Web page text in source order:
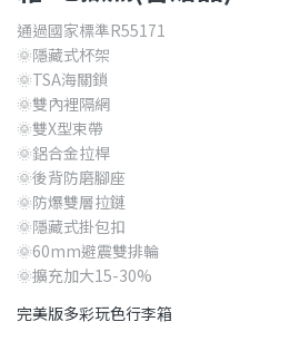
通過國家標準R55171
🌞隱藏式杯架
🌞TSA海關鎖
🌞雙內裡隔網
🌞雙X型束帶
🌞鋁合金拉桿
🌞後背防磨腳座
🌞防爆雙層拉鏈
🌞隱藏式掛包扣
🌞60mm避震雙排輪
🌞擴充加大15-30%
完美版多彩玩色行李箱